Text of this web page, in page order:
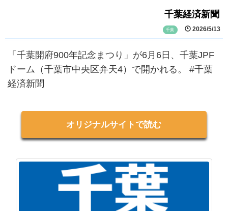
千葉経済新聞
千葉 2026/5/13
「千葉開府900年記念まつり」が6月6日、千葉JPF
ドーム（千葉市中央区弁天4）で開かれる。 #千葉
経済新聞
オリジナルサイトで読む